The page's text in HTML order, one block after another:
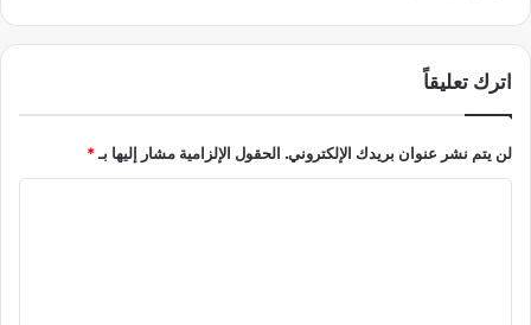
ب
ع
ك
ل
ى
اترك تعليقاً
لن يتم نشر عنوان بريدك الإلكتروني. الحقول الإلزامية مشار إليها بـ*